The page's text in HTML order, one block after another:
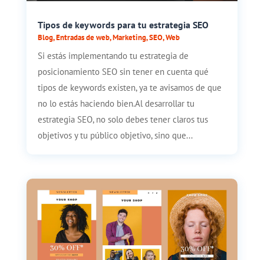
Tipos de keywords para tu estrategia SEO
Blog,Entradas de web,Marketing,SEO,Web
Si estás implementando tu estrategia de
posicionamiento SEO sin tener en cuenta qué
tipos de keywords existen, ya te avisamos de que
no lo estás haciendo bien.Al desarrollar tu
estrategia SEO, no solo debes tener claros tus
objetivos y tu público objetivo, sino que...